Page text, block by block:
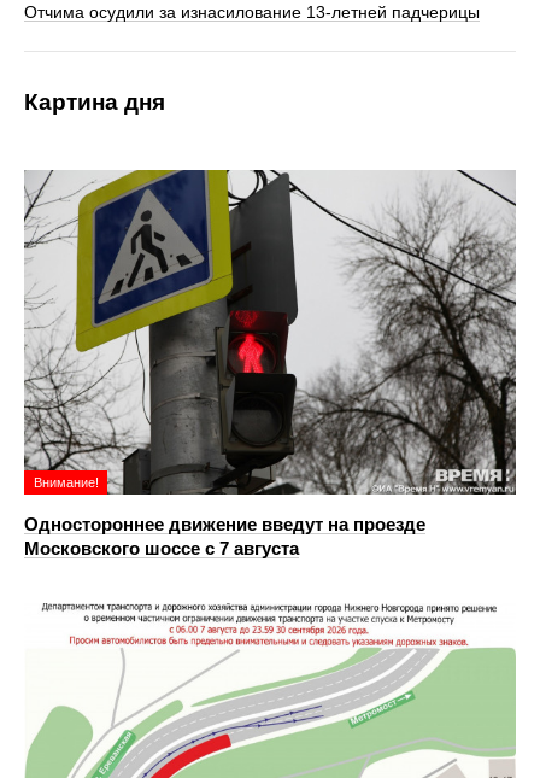
Отчима осудили за изнасилование 13-летней падчерицы
Картина дня
Внимание!
Одностороннее движение введут на проезде
Московского шоссе с 7 августа